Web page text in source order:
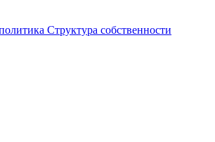
Структура собственности